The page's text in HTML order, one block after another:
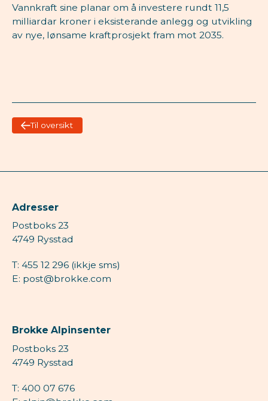
Vannkraft sine planar om å investere rundt 11,5
milliardar kroner i eksisterande anlegg og utvikling
av nye, lønsame kraftprosjekt fram mot 2035.
Til oversikt
Adresser
Postboks 23
4749 Rysstad
T: 455 12 296 (ikkje sms)
E: post@brokke.com
Brokke Alpinsenter
Postboks 23
4749 Rysstad
T: 400 07 676